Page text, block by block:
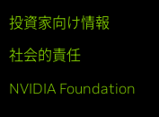
投資家向け情報
社会的責任
NVIDIA Foundation